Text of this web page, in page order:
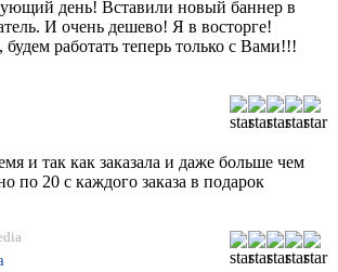
день! Вставили новый баннер в
И очень дешево! Я в восторге!
работать теперь только с Вами!!!
и так как заказала и даже больше чем
по 20 с каждого заказа в подарок